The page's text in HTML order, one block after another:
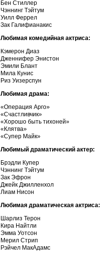
Бен Стиллер
Чэннинг Тэйтум
Уилл Феррел
Зак Галифианакис
Любимая комедийная актриса:
Кэмерон Диаз
Дженнифер Энистон
Эмили Блант
Мила Кунис
Риз Уизерспун
Любимая драма:
«Операция Арго»
«Счастливчик»
«Хорошо быть тихоней»
«Клятва»
«Супер Майк»
Любимый драматический актер:
Брэдли Купер
Чэннинг Тэйтум
Зак Эфрон
Джейк Джилленхол
Лиам Нисон
Любимая драматическая актриса:
Шарлиз Терон
Кира Найтли
Эмма Уотсон
Мерил Стрип
Рэйчел МакАдамс